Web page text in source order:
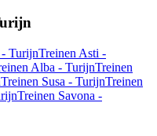
TurijnTreinen Asti -
Alba - TurijnTreinen
Treinen Susa - TurijnTreinen
Treinen Savona -